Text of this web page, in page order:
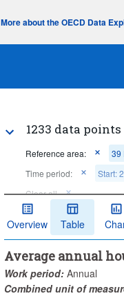
More about the OECD Data
1233 data
Reference area: 39
Time period:
Start:
Clear all
Overview Table
Average annual
Work period: Annual
Combined unit of